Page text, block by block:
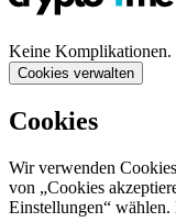
Keine Komplikationen.
Cookies verwalten
Cookies
Wir verwenden
von „Cookies
Einstellungen“